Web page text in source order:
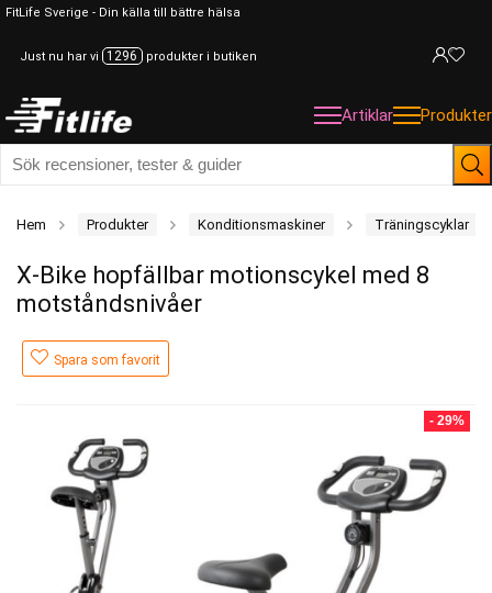
FitLife Sverige - Din källa till bättre hälsa
Just nu har vi 1296 produkter i butiken
Artiklar Produkter
Hem Produkter Konditionsmaskiner Träningscyklar
X-Bike hopfällbar motionscykel med 8
motståndsnivåer
Spara som favorit
- 29%